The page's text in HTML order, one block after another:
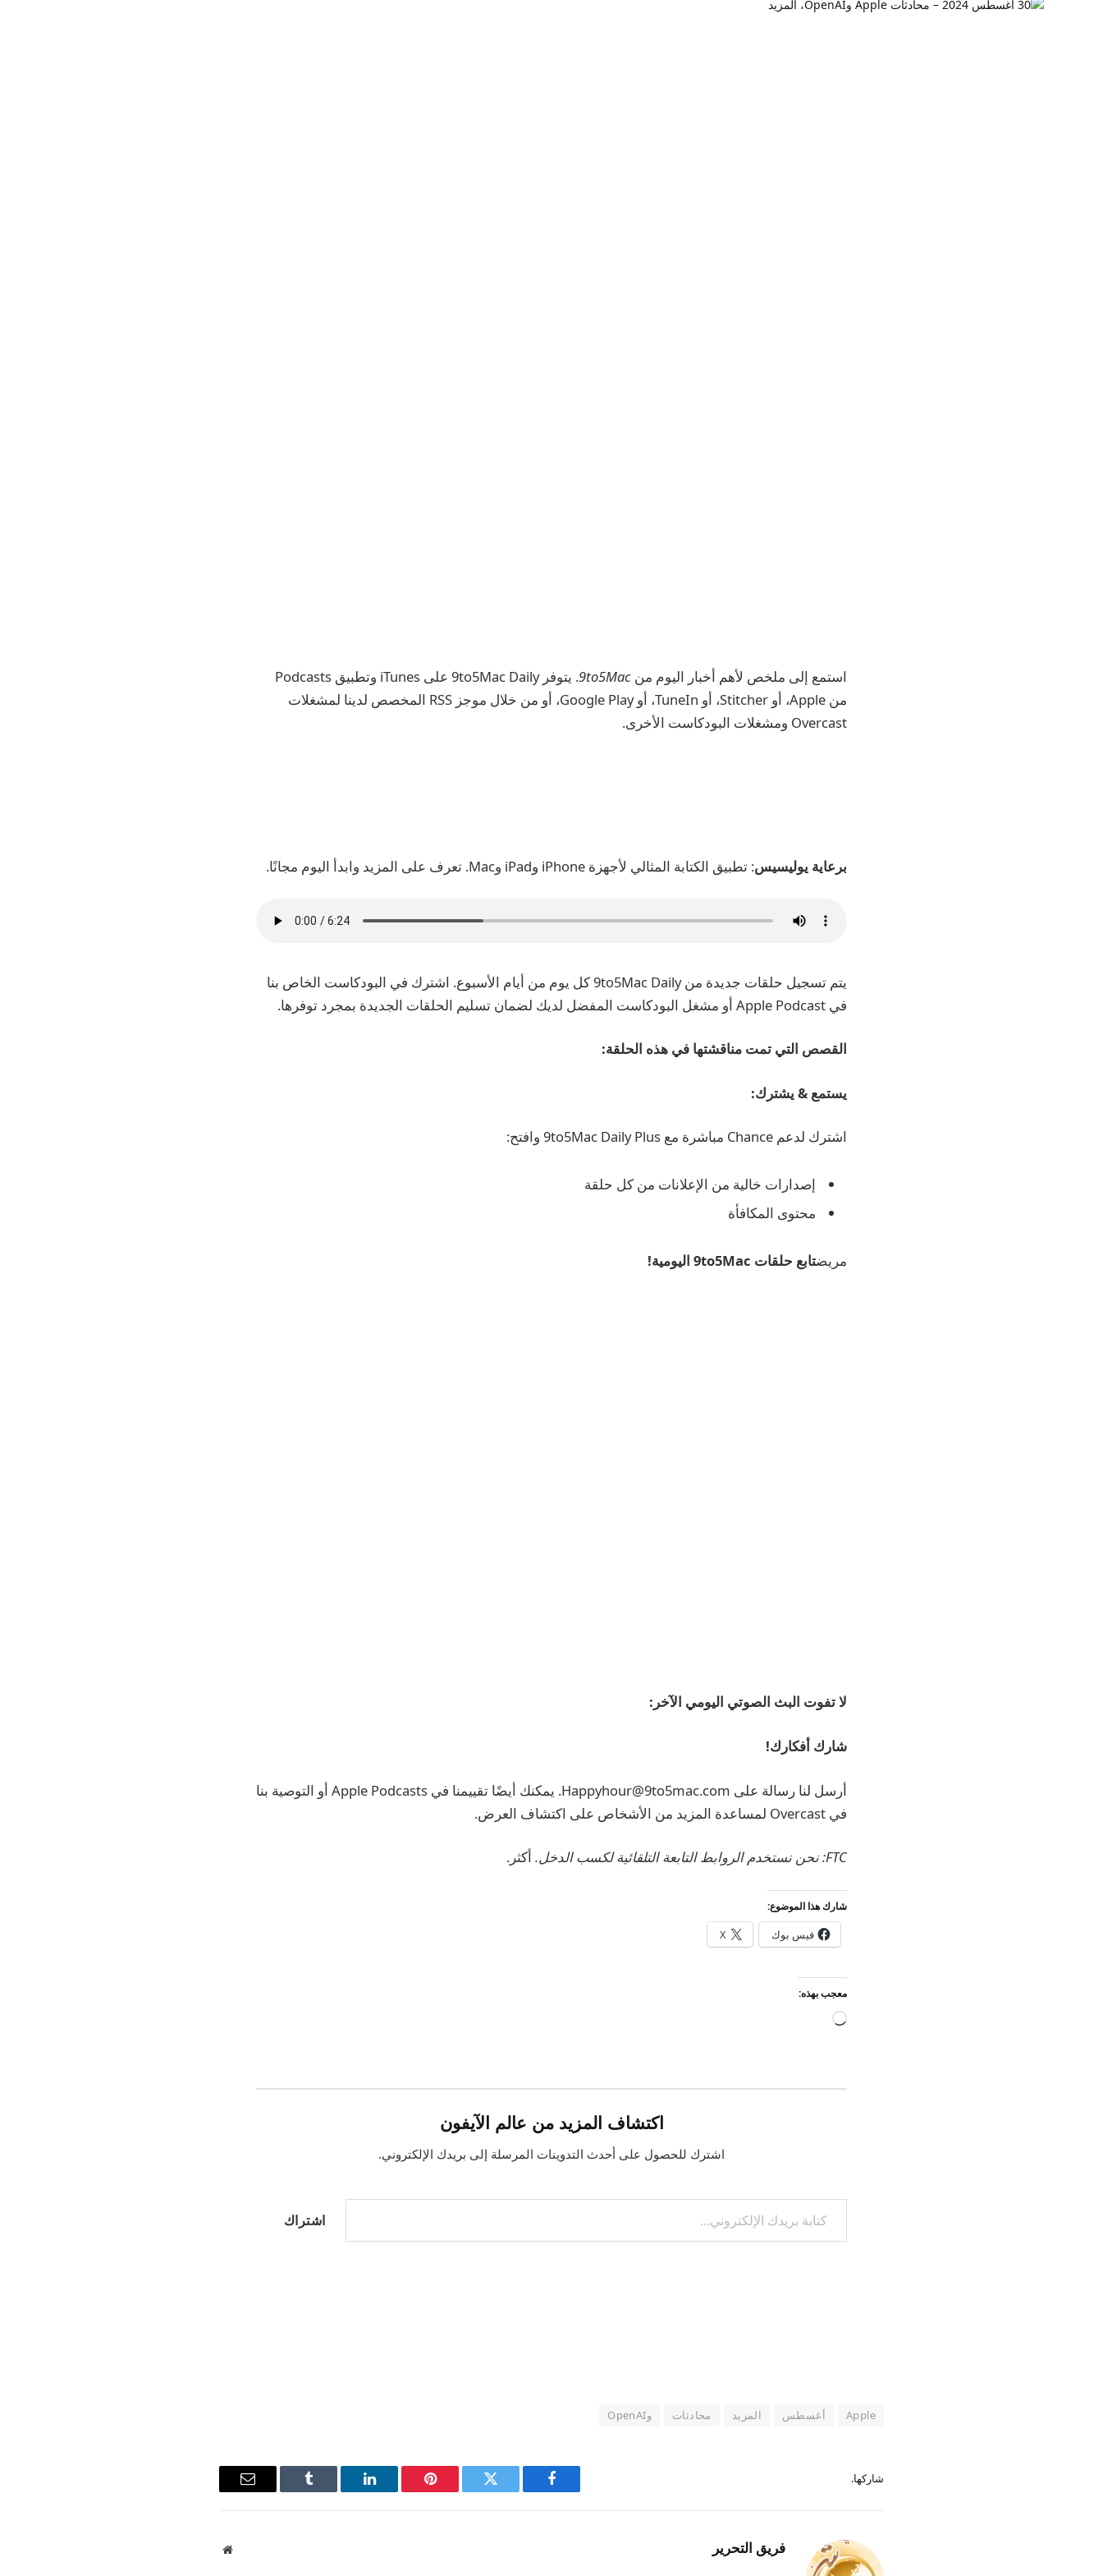
استمع إلى ملخص لأهم أخبار اليوم من 9to5Mac
. يتوفر 9to5Mac Daily على iTunes وتطبيق Podcasts
من Apple، أو Stitcher، أو TuneIn، أو Google Play، أو من خلال موجز RSS المخصص لدينا لمشغلات
Overcast ومشغلات البودكاست الأخرى.
برعاية يوليسيس: تطبيق الكتابة المثالي لأجهزة iPhone وiPad وMac. تعرف على المزيد وابدأ اليوم مجانًا.
يتم تسجيل حلقات جديدة من 9to5Mac Daily كل يوم من أيام الأسبوع. اشترك في البودكاست الخاص بنا
في Apple Podcast أو مشغل البودكاست المفضل لديك لضمان تسليم الحلقات الجديدة بمجرد توفرها.
القصص التي تمت مناقشتها في هذه الحلقة:
يستمع & يشترك:
اشترك لدعم Chance مباشرة مع 9to5Mac Daily Plus وافتح:
إصدارات خالية من الإعلانات من كل حلقة
محتوى المكافأة
مريضتابع حلقات 9to5Mac اليومية!
لا تفوت البث الصوتي اليومي الآخر:
شارك أفكارك!
أرسل لنا رسالة على Happyhour@9to5mac.com. يمكنك أيضًا تقييمنا في Apple Podcasts أو التوصية بنا
في Overcast لمساعدة المزيد من الأشخاص على اكتشاف العرض.
FTC: نحن نستخدم الروابط التابعة التلقائية لكسب الدخل. أكثر.
شارك هذا الموضوع:
فيس بوك X
معجب بهذه:
جاري
اكتشاف المزيد من عالم الآيفون
اشترك للحصول على أحدث التدوينات المرسلة إلى بريدك الإلكتروني.
كتابة بريدك الإلكتروني...
اشتراك
Apple أغسطس المزيد محادثات وOpenAI
شاركها.
فيسبوك
تويتر بينتيريستلينكدإن Tumblr
البريد
فريق التحرير
موقع